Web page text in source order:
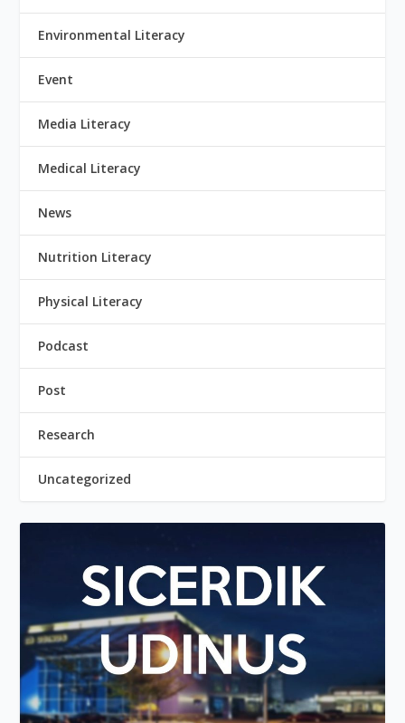
Environmental Literacy
Event
Media Literacy
Medical Literacy
News
Nutrition Literacy
Physical Literacy
Podcast
Post
Research
Uncategorized